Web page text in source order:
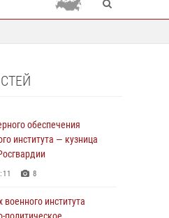
обеспечения
института — кузница
8
института